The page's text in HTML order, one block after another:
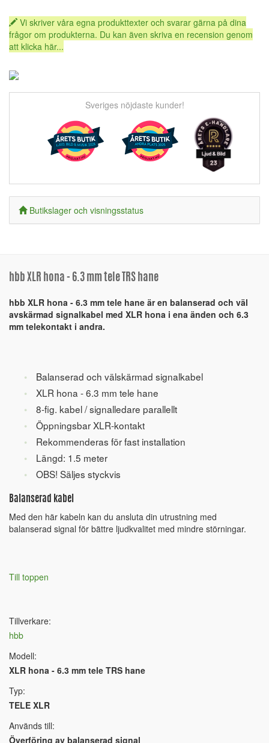
Vi skriver våra egna produkttexter och svarar gärna på dina
frågor om produkterna. Du kan även skriva en recension genom
att klicka här...
Sveriges nöjdaste kunder!
Butikslager och visningsstatus
hbb XLR hona - 6.3 mm tele TRS hane
hbb XLR hona - 6.3 mm tele hane är en balanserad och väl
avskärmad signalkabel med XLR hona i ena änden och 6.3
mm telekontakt i andra.
Balanserad och välskärmad signalkabel
XLR hona - 6.3 mm tele hane
8-fig. kabel / signalledare parallellt
Öppningsbar XLR-kontakt
Rekommenderas för fast installation
Längd: 1.5 meter
OBS! Säljes styckvis
Balanserad kabel
Med den här kabeln kan du ansluta din utrustning med
balanserad signal för bättre ljudkvalitet med mindre störningar.
Till toppen
Tillverkare:
hbb
Modell:
XLR hona - 6.3 mm tele TRS hane
Typ:
TELE XLR
Används till:
Överföring av balanserad signal